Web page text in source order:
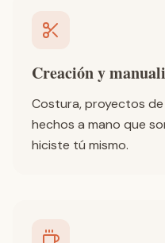
Creación y
Costura, proyectos
hechos a mano que
hiciste tú mismo.